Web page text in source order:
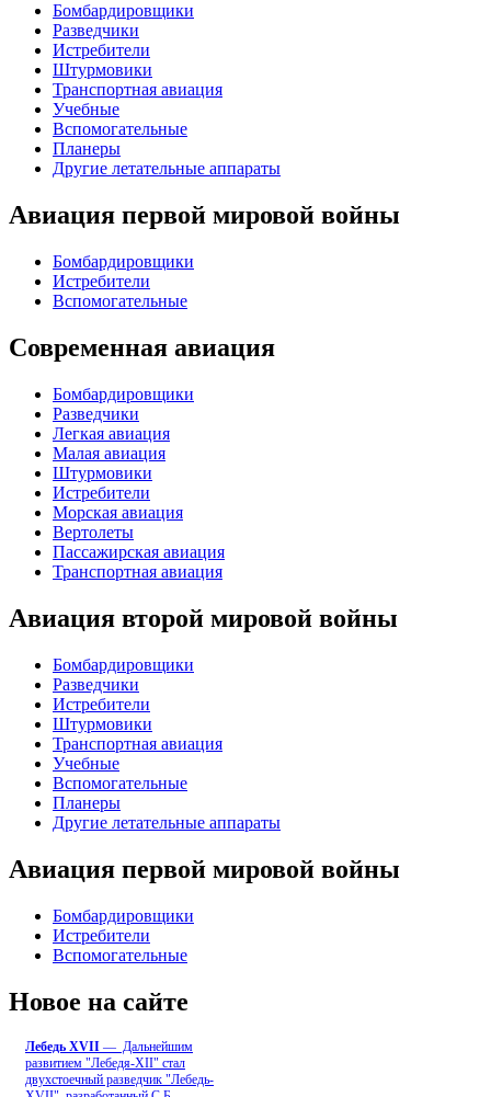
Бомбардировщики
Разведчики
Истребители
Штурмовики
Транспортная авиация
Учебные
Вспомогательные
Планеры
Другие летательные аппараты
Авиация первой мировой войны
Бомбардировщики
Истребители
Вспомогательные
Современная авиация
Бомбардировщики
Разведчики
Легкая авиация
Малая авиация
Штурмовики
Истребители
Морская авиация
Вертолеты
Пассажирская авиация
Транспортная авиация
Авиация второй мировой войны
Бомбардировщики
Разведчики
Истребители
Штурмовики
Транспортная авиация
Учебные
Вспомогательные
Планеры
Другие летательные аппараты
Авиация первой мировой войны
Бомбардировщики
Истребители
Вспомогательные
Новое на сайте
Лебедь ХVII — Дальнейшим
развитием "Лебедя-ХII" стал
двухстоечный разведчик "Лебедь-